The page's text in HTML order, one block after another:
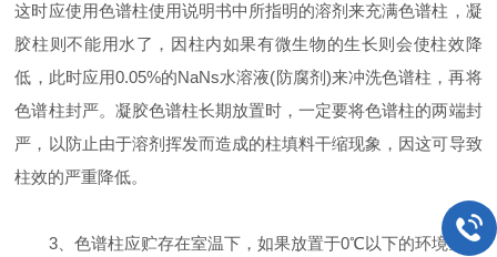
这时应使用色谱柱使用说明书中所指明的溶剂来充满色谱柱，凝
胶柱则不能用水了，因柱内如果有微生物的生长则会使柱效降
低，此时应用0.05%的NaNs水溶液(防腐剂)来冲洗色谱柱，再将
色谱柱封严。凝胶色谱柱长期放置时，一定要将色谱柱的两端封
严，以防止由于溶剂挥发而造成的柱填料干缩现象，因这可导致
柱效的严重降低。
3、色谱柱应贮存在室温下，如果放置于0℃以下的环境里，